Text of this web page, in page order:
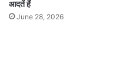
आदतें हैं
June 28, 2026